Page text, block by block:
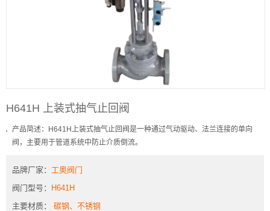
H641H 上装式抽气止回阀
产品简述：H641H上装式抽气止回阀是一种通过气动驱动、法兰连接的单向
阀，主要用于管道系统中防止介质倒流。
品牌厂家： 工奥阀门
阀门型号：
H641H
主要材质：
碳钢、不锈钢